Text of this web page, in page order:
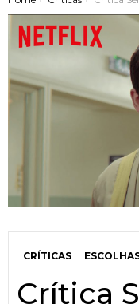
CRÍTICAS
Crítica